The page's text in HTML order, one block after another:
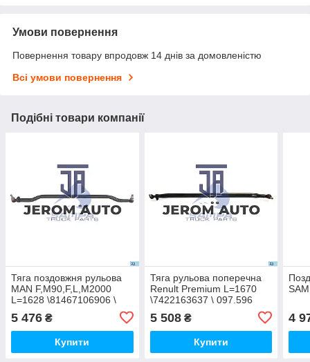
Умови повернення
Повернення товару впродовж 14 днів за домовленістю
Всі умови повернення
Подібні товари компанії
Тяга поздовжня рульова
MAN F,M90,F,L,M2000
L=1628 \81467106906 \
5 476 ₴
Купити
Тяга рульова поперечна
Renult Premium L=1670
\7422163637 \ 097.596
5 508₴
Купити
4